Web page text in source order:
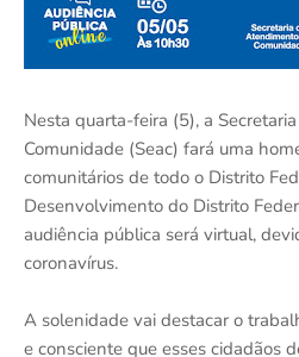
Nesta quarta-feira (5), a
Comunidade (Seac) fará uma
comunitários de todo o Distrito
Desenvolvimento do Distrito
audiência pública será virtual,
coronavírus.
A solenidade vai destacar o
e consciente que esses cidadãos